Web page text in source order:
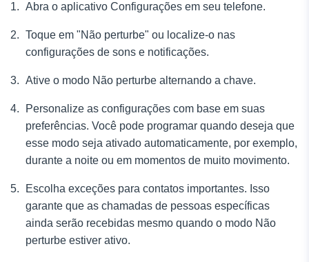
Abra o aplicativo Configurações em seu telefone.
Toque em "Não perturbe" ou localize-o nas
configurações de sons e notificações.
Ative o modo Não perturbe alternando a chave.
Personalize as configurações com base em suas
preferências. Você pode programar quando deseja que
esse modo seja ativado automaticamente, por exemplo,
durante a noite ou em momentos de muito movimento.
Escolha exceções para contatos importantes. Isso
garante que as chamadas de pessoas específicas
ainda serão recebidas mesmo quando o modo Não
perturbe estiver ativo.